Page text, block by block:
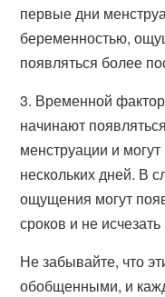
первые дни
беременностью,
появляться более
3. Временной
начинают
менструации и
нескольких дней. В
ощущения могут
сроков и не
Не забывайте, что
обобщенными, и